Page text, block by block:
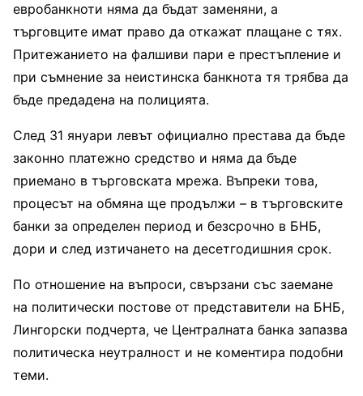
евробанкноти няма да бъдат заменяни, а
търговците имат право да откажат плащане с тях.
Притежанието на фалшиви пари е престъпление и
при съмнение за неистинска банкнота тя трябва да
бъде предадена на полицията.
След 31 януари левът официално престава да бъде
законно платежно средство и няма да бъде
приемано в търговската мрежа. Въпреки това,
процесът на обмяна ще продължи – в търговските
банки за определен период и безсрочно в БНБ,
дори и след изтичането на десетгодишния срок.
По отношение на въпроси, свързани със заемане
на политически постове от представители на БНБ,
Лингорски подчерта, че Централната банка запазва
политическа неутралност и не коментира подобни
теми.